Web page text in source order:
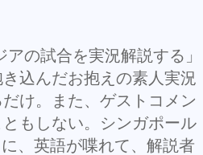
の試合を実況解説する」
込んだお抱えの素人実況
け。また、ゲストコメン
もしない。シンガポール
、英語が喋れて、解説者